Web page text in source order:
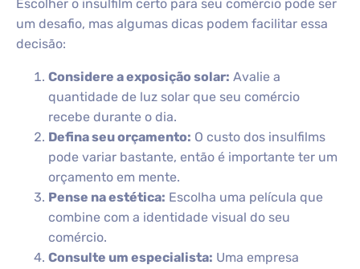
Escolher o insulfilm certo para seu comércio pode ser
um desafio, mas algumas dicas podem facilitar essa
decisão:
Considere a exposição solar: Avalie a
quantidade de luz solar que seu comércio
recebe durante o dia.
Defina seu orçamento: O custo dos insulfilms
pode variar bastante, então é importante ter um
orçamento em mente.
Pense na estética: Escolha uma película que
combine com a identidade visual do seu
comércio.
Consulte um especialista: Uma empresa